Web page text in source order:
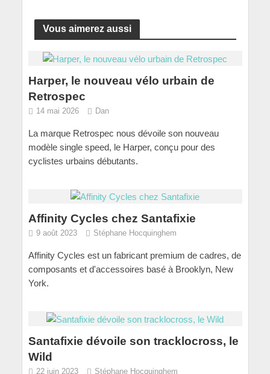
Vous aimerez aussi
Harper, le nouveau vélo urbain de
Retrospec
14 mai 2026 Dan
La marque Retrospec nous dévoile son nouveau
modèle single speed, le Harper, conçu pour des
cyclistes urbains débutants.
Affinity Cycles chez Santafixie
9 août 2023 Stéphane Hocquinghem
Affinity Cycles est un fabricant premium de cadres, de
composants et d'accessoires basé à Brooklyn, New
York.
Santafixie dévoile son tracklocross, le
Wild
22 juin 2023 Stéphane Hocquinghem